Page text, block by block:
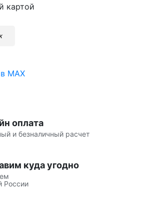
картой
MAX
оплата
и безналичный расчет
куда угодно
России